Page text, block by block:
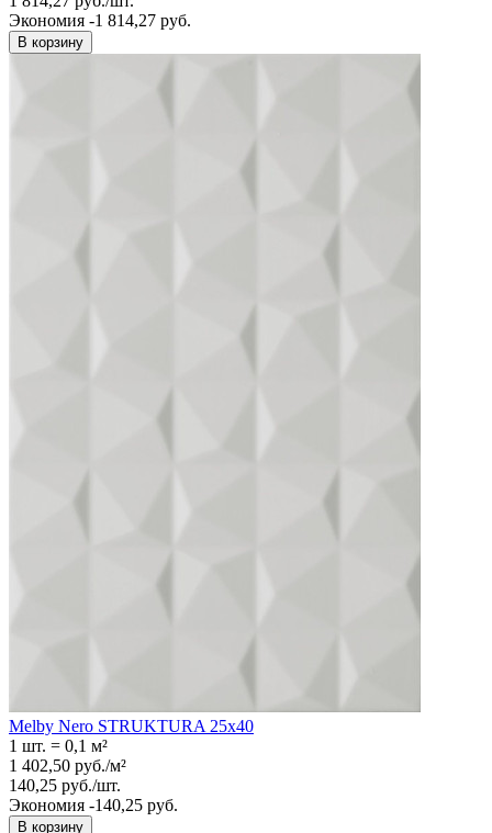
Экономия -1 814,27 руб.
В корзину
Melby Nero STRUKTURA 25x40
1 шт. = 0,1 м²
1 402,50 руб./м²
140,25 руб./шт.
Экономия -140,25 руб.
В корзину